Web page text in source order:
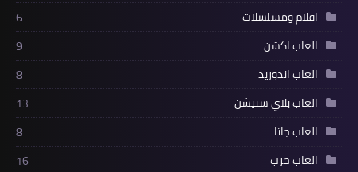
افلام ومسلسلات
6
العاب اكشن
9
العاب اندوريد
8
العاب بلاي ستيشن
13
العاب جاتا
8
العاب حرب
16